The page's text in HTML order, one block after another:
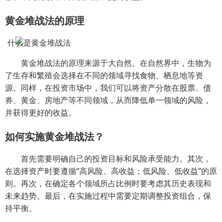
黄金堆战法的原理
黄金堆战法的原理来源于大自然。在自然界中，生物为
了生存和繁殖会选择在不同的领域寻找食物、栖息地等资
源。同样，在投资市场中，我们可以将资产分散在股票、债
券、黄金、房地产等不同领域，从而降低单一领域的风险，
并获得更好的收益。
如何实施黄金堆战法？
首先需要明确自己的投资目标和风险承受能力。其次，
在选择资产时要遵循“高风险、高收益；低风险、低收益”的原
则。再次，在确定各个领域所占比例时要考虑其历史表现和
未来趋势。最后，在实施过程中需要定期调整投资组合，保
持平衡。